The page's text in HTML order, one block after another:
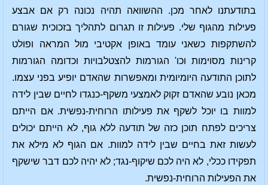
בתודעתנו לאחר מכן. ההשוואה תהיה נכונה רק אם אבצע
פעילות מהגוף שלי. פעילות זו תגרום לתהליך בזכוכית שגורם
להשתקפות כשאני עומד באופן אקטיבי מול המראה ופולט
קרינות מסוימות וכו' הגורמות להצטלבויות וכדומה הגורמות
לתוכן התודעה היומיומית ומאפשרות שהאדם יופיע בפני עצמו.
מכאן נובע שהאדם זקוק לאמצעי משקף-כנגדו לחיים שבין לידה
למוות בו יוכל לשקף את פעילותו הרוחית-נפשית. אם הייתם
צריכים לפתח תוכן כזה של תודעה ללא גוף, לא הייתם יכולים
לעשות זאת בחיים שבין לידה למוות. אם הגוף לא מילא את
תפקידו ככלי, לא היה לכם שיקוף-נגד; לא יהיה לכם דבר שישקף
את הפעילות הרוחית-נפשית.